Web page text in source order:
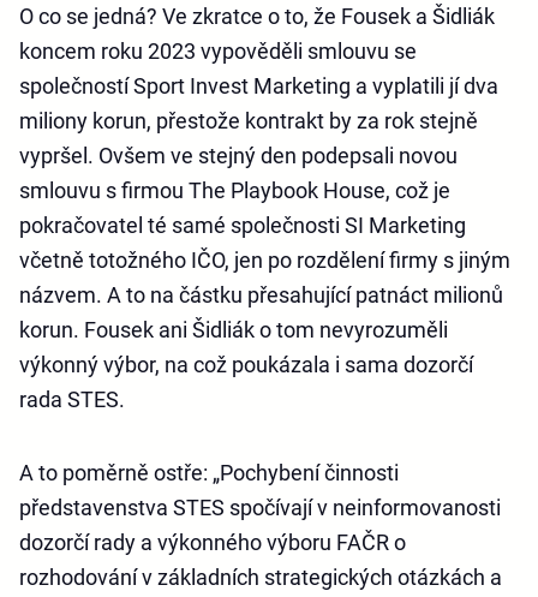
O co se jedná? Ve zkratce o to, že Fousek a Šidliák
koncem roku 2023 vypověděli smlouvu se
společností Sport Invest Marketing a vyplatili jí dva
miliony korun, přestože kontrakt by za rok stejně
vypršel. Ovšem ve stejný den podepsali novou
smlouvu s firmou The Playbook House, což je
pokračovatel té samé společnosti SI Marketing
včetně totožného IČO, jen po rozdělení firmy s jiným
názvem. A to na částku přesahující patnáct milionů
korun. Fousek ani Šidliák o tom nevyrozuměli
výkonný výbor, na což poukázala i sama dozorčí
rada STES.
A to poměrně ostře: „Pochybení činnosti
představenstva STES spočívají v neinformovanosti
dozorčí rady a výkonného výboru FAČR o
rozhodování v základních strategických otázkách a